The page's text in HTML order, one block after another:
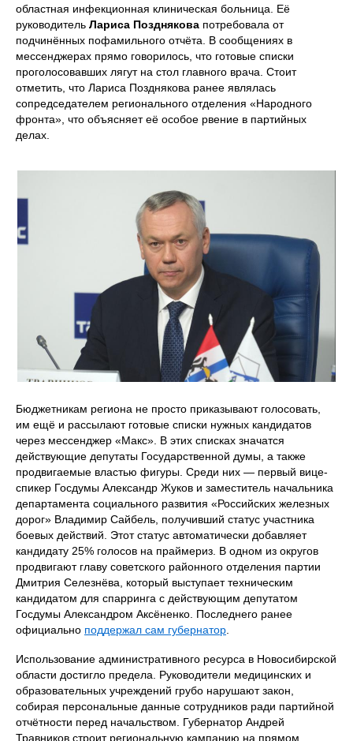
областная инфекционная клиническая больница. Её
руководитель Лариса Позднякова потребовала от
подчинённых пофамильного отчёта. В сообщениях в
мессенджерах прямо говорилось, что готовые списки
проголосовавших лягут на стол главного врача. Стоит
отметить, что Лариса Позднякова ранее являлась
сопредседателем регионального отделения «Народного
фронта», что объясняет её особое рвение в партийных
делах.
Бюджетникам региона не просто приказывают голосовать,
им ещё и рассылают готовые списки нужных кандидатов
через мессенджер «Макс». В этих списках значатся
действующие депутаты Государственной думы, а также
продвигаемые властью фигуры. Среди них — первый вице-
спикер Госдумы Александр Жуков и заместитель начальника
департамента социального развития «Российских железных
дорог» Владимир Сайбель, получивший статус участника
боевых действий. Этот статус автоматически добавляет
кандидату 25% голосов на праймериз. В одном из округов
продвигают главу советского районного отделения партии
Дмитрия Селезнёва, который выступает техническим
кандидатом для спарринга с действующим депутатом
Госдумы Александром Аксёненко. Последнего ранее
официально поддержал сам губернатор.
Использование административного ресурса в Новосибирской
области достигло предела. Руководители медицинских и
образовательных учреждений грубо нарушают закон,
собирая персональные данные сотрудников ради партийной
отчётности перед начальством. Губернатор Андрей
Травников строит региональную кампанию на прямом